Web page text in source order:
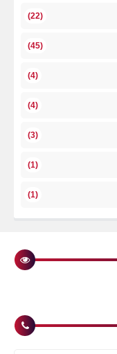
(22)
(45)
(4)
(4)
(3)
(1)
(1)